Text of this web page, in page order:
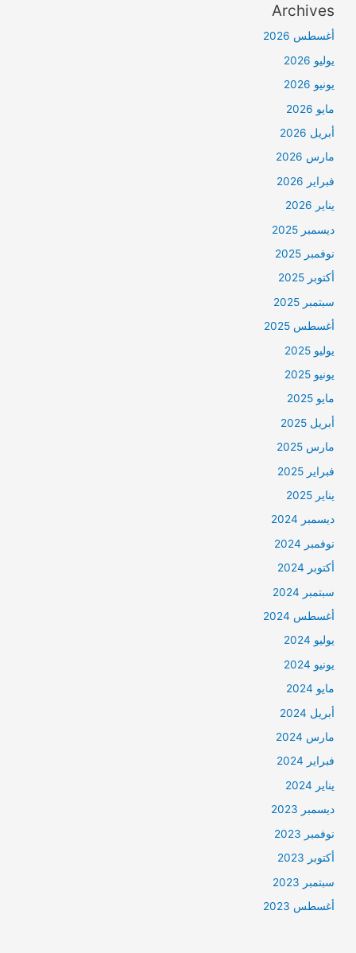
Archives
أغسطس 2026
يوليو 2026
يونيو 2026
مايو 2026
أبريل 2026
مارس 2026
فبراير 2026
يناير 2026
ديسمبر 2025
نوفمبر 2025
أكتوبر 2025
سبتمبر 2025
أغسطس 2025
يوليو 2025
يونيو 2025
مايو 2025
أبريل 2025
مارس 2025
فبراير 2025
يناير 2025
ديسمبر 2024
نوفمبر 2024
أكتوبر 2024
سبتمبر 2024
أغسطس 2024
يوليو 2024
يونيو 2024
مايو 2024
أبريل 2024
مارس 2024
فبراير 2024
يناير 2024
ديسمبر 2023
نوفمبر 2023
أكتوبر 2023
سبتمبر 2023
أغسطس 2023